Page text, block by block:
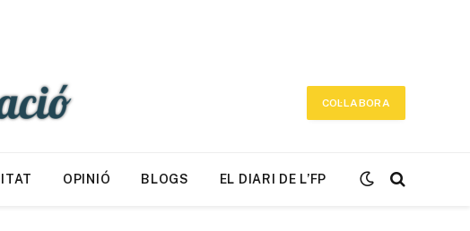
COL·LABORA
OPINIÓ BLOGS EL DIARI DE L’FP